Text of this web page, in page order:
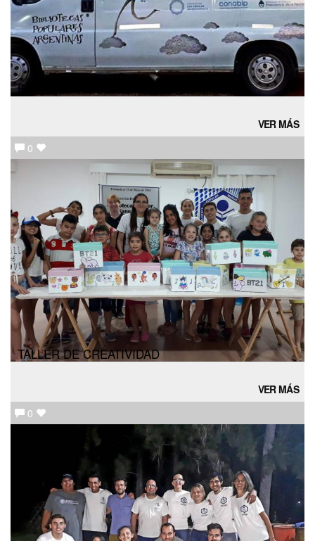
BIBLIOMÓVIL SIGUE SUMANDO MILLAS
VER MÁS
0
TALLER DE CREATIVIDAD
VER MÁS
0